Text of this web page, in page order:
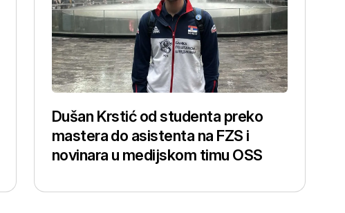
Dušan Krstić od studenta preko
mastera do asistenta na FZS i
novinara u medijskom timu OSS